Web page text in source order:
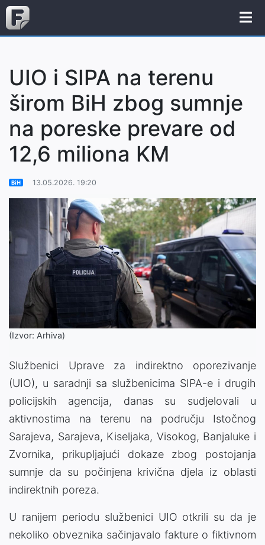
UIO i SIPA na terenu
širom BiH zbog sumnje
na poreske prevare od
12,6 miliona KM
BiH 13.05.2026. 19:20
(Izvor: Arhiva)
Službenici Uprave za indirektno oporezivanje
(UIO), u saradnji sa službenicima SIPA-e i drugih
policijskih agencija, danas su sudjelovali u
aktivnostima na terenu na području Istočnog
Sarajeva, Sarajeva, Kiseljaka, Visokog, Banjaluke i
Zvornika, prikupljajući dokaze zbog postojanja
sumnje da su počinjena krivična djela iz oblasti
indirektnih poreza.
U ranijem periodu službenici UIO otkrili su da je
nekoliko obveznika sačinjavalo fakture o fiktivnom